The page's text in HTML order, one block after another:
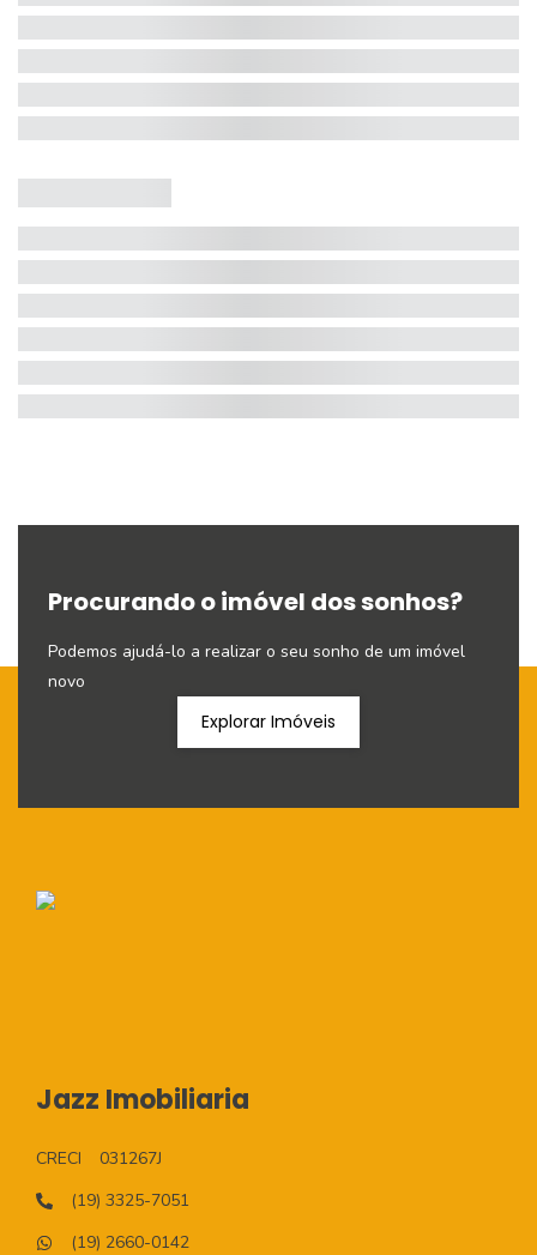
Procurando o imóvel dos sonhos?
Podemos ajudá-lo a realizar o seu sonho de um imóvel
novo
Explorar Imóveis
Jazz Imobiliaria
CRECI
031267J
(19) 3325-7051
(19) 2660-0142